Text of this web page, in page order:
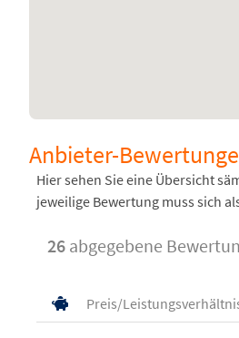
Anbieter-
Hier sehen Sie eine Übersicht
jeweilige Bewertung muss sich
26 abgegebene
Preis/